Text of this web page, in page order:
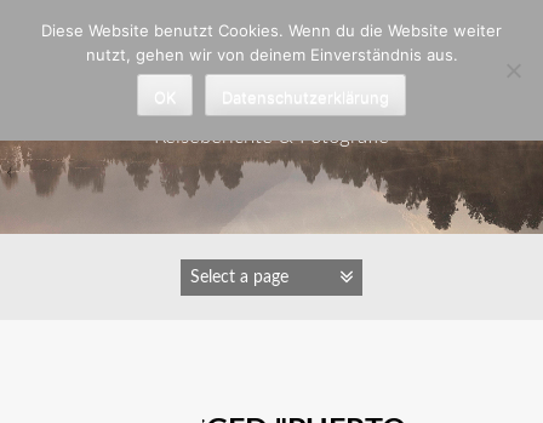
Astrid Padberg
Reiseberichte & Fotografie
Diese Website benutzt Cookies. Wenn du die Website weiter
nutzt, gehen wir von deinem Einverständnis aus.